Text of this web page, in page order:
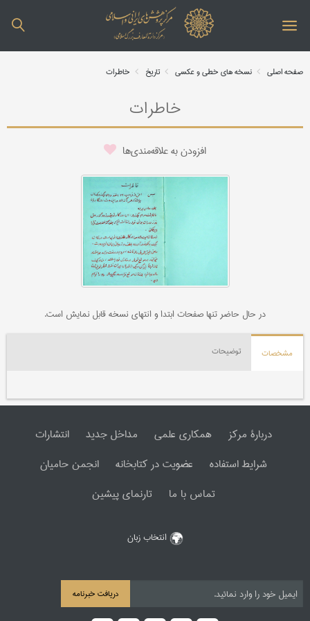
صفحه اصلی نسخه های خطی و عکسی تاریخ خاطرات
خاطرات
افزودن به علاقه‌مندی‌ها
در حال حاضر تنها صفحات ابتدا و انتهای نسخه قابل نمایش است.
مشخصات توضیحات
دربارۀ مرکز همکاری علمی مداخل جدید
انتشارات
شرایط استفاده
عضویت در کتابخانه
انجمن حامیان
تماس با ما
تارنمای پیشین
انتخاب زبان
دریافت خبرنامه